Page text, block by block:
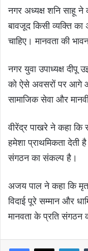
नगर अध्यक्ष शनि साहू ने
बावजूद किसी व्यक्ति का
चाहिए। मानवता की
नगर युवा उपाध्यक्ष
को ऐसे अवसरों पर आगे
सामाजिक सेवा और
वीरेंद्र पाखरे ने कहा कि
हमेशा प्राथमिकता
संगठन का संकल्प है।
अजय पाल ने कहा कि
विदाई पूरे सम्मान और
मानवता के प्रति संगठन